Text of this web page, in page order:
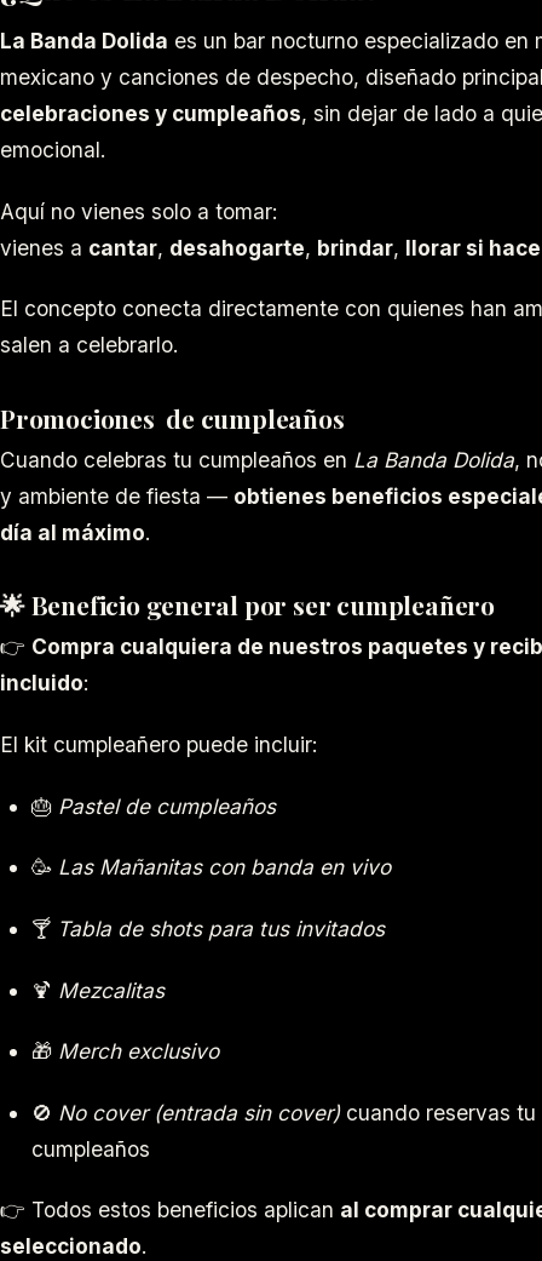
La Banda Dolida es un bar nocturno especializado en
mexicano y canciones de despecho, diseñado
celebraciones y cumpleaños, sin dejar de lado a
emocional.
Aquí no vienes solo a tomar:
vienes a cantar, desahogarte, brindar, llorar si
El concepto conecta directamente con quienes han
salen a celebrarlo.
Promociones de cumpleaños
Cuando celebras tu cumpleaños en La Banda Dolida,
y ambiente de fiesta — obtienes beneficios
día al máximo.
🌟Beneficio general por ser cumpleañero
👉 Compra cualquiera de nuestros paquetes y
incluido:
El kit cumpleañero puede incluir:
🎂 Pastel de cumpleaños
🥳 Las Mañanitas con banda en vivo
🍸 Tabla de shots para tus invitados
🍹 Mezcalitas
🎁 Merch exclusivo
🚫 No cover (entrada sin cover)cuando reservas tu
cumpleaños
👉 Todos estos beneficios aplican al comprar
seleccionado.